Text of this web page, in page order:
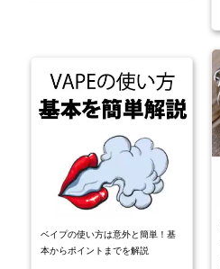
ベイプの使い方は意外と簡単！基
本からポイントまでを解説